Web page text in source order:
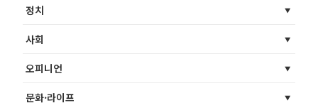
정치
사회
오피니언
문화·라이프